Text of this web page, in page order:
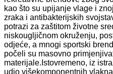
kao što su upijanje vlage i
zraka i antibakterijskih
potrazi za zaštitom životne
niskougljičnom okruženju,
odjeće, a mnogi sportski
počeli su masovno
materijale.Istovremeno, iz
udio višekomponentnih